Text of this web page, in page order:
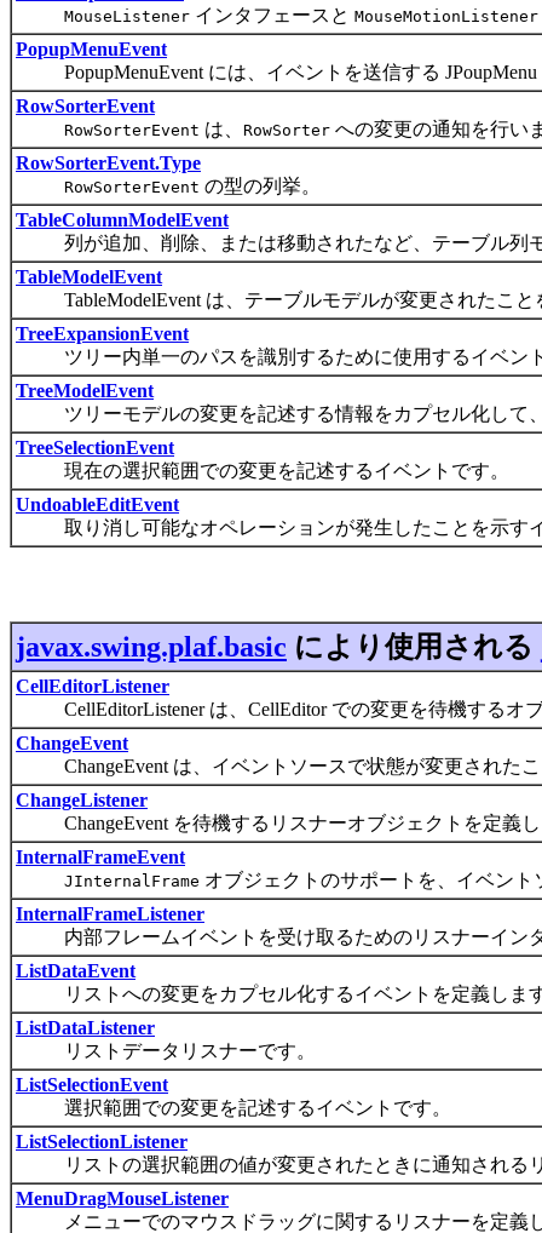
MouseListener インタフェースと MouseMotionListener
PopupMenuEvent
PopupMenuEvent には、イベントを送信する
RowSorterEvent
RowSorterEvent は、 RowSorter への変更の通知を行い
RowSorterEvent.Type
RowSorterEvent の型の列挙。
TableColumnModelEvent
列が追加、削除、または移動されたなど、テーブル列
TableModelEvent
TableModelEvent は、テーブルモデルが変更されたこと
TreeExpansionEvent
ツリー内単一のパスを識別するために使用するイベン
TreeModelEvent
ツリーモデルの変更を記述する情報をカプセル化して
TreeSelectionEvent
現在の選択範囲での変更を記述するイベントです。
UndoableEditEvent
取り消し可能なオペレーションが発生したことを示す
javax.swing.plaf.basic により使用される
CellEditorListener
CellEditorListener は、CellEditor での変更を待機するオ
ChangeEvent
ChangeEvent は、イベントソースで状態が変更された
ChangeListener
ChangeEvent を待機するリスナーオブジェクトを定義
InternalFrameEvent
JInternalFrame オブジェクトのサポートを、イベン
InternalFrameListener
内部フレームイベントを受け取るためのリスナーイン
ListDataEvent
リストへの変更をカプセル化するイベントを定義しま
ListDataListener
リストデータリスナーです。
ListSelectionEvent
選択範囲での変更を記述するイベントです。
ListSelectionListener
リストの選択範囲の値が変更されたときに通知される
MenuDragMouseListener
メニューでのマウスドラッグに関するリスナーを定義